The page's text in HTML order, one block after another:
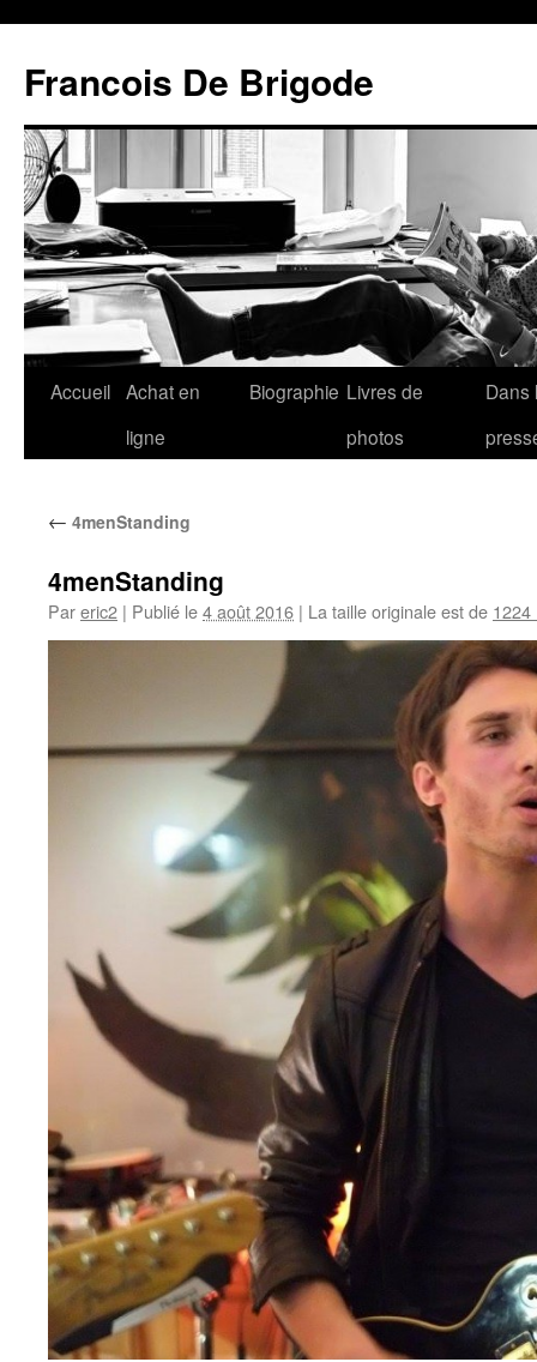
Francois De Brigode
Accueil Achat en
ligne
Biographie Livres de
photos
Dans
← 4menStanding
4menStanding
Pareric2 | Publié le4 août 2016 | La taille originale est de 1224